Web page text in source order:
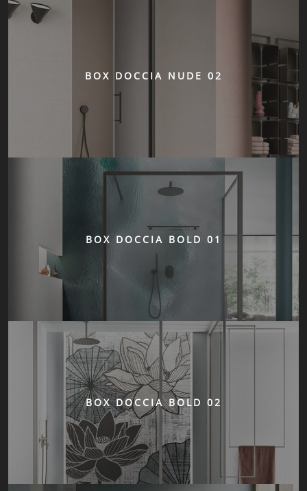
BOX DOCCIA NUDE 02
BOX DOCCIA BOLD 01
BOX DOCCIA BOLD 02